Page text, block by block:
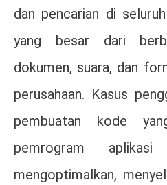
dan pencarian di
yang besar dari
dokumen, suara, dan
perusahaan. Kasus
pembuatan kode
pemrogram
mengoptimalkan,